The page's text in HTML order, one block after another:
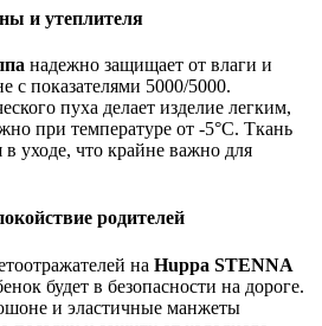
и утеплителя
надежно защищает от влаги и
с показателями 5000/5000.
пуха делает изделие легким,
при температуре от -5°C. Ткань
в уходе, что крайне важно для
родителей
на Huppa STENNA
будет в безопасности на дороге.
и эластичные манжеты